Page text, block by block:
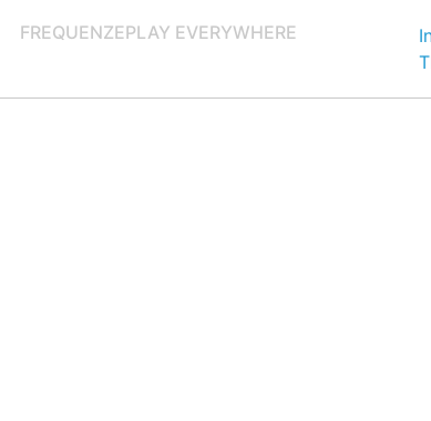
FREQUENZEPLAY EVERYWHERE